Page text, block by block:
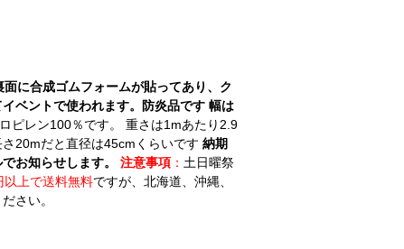
面に合成ゴムフォームが貼ってあり、ク
ベントで使われます。防炎品です 幅は
ピレン100％です。 重さは1mあたり2.9
20mだと直径は45cmくらいです 納期
お知らせします。
注意事項 ： 土日曜祭
以上で送料無料ですが、北海道、沖縄、
さい。